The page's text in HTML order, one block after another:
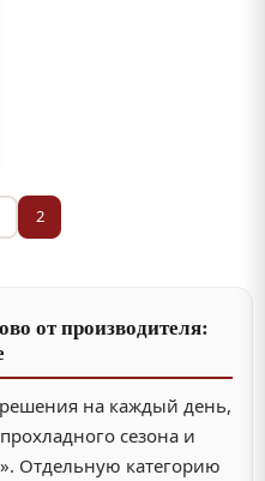
2
от производителя:
на каждый день,
сезона и
Отдельную категорию